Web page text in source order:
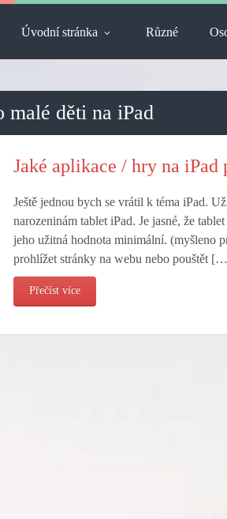
Úvodní stránka Různé
malé děti na iPad
Jaké aplikace / hry na iPad
Ještě jednou bych se vrátil k téma iPad.
narozeninám tablet iPad. Je jasné, že
jeho užitná hodnota minimální. (myšleno
prohlížet stránky na webu nebo pouštět
Přečíst více